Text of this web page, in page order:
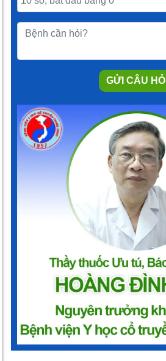
GỬI CÂU HỎI